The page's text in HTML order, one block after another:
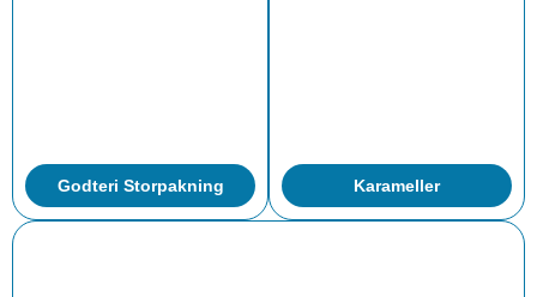
Godteri Storpakning Karameller